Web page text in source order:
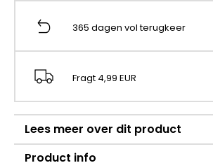
365 dagen vol terugkeer
Fragt 4,99 EUR
Lees meer over dit product
Product info